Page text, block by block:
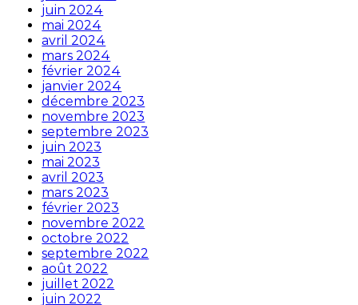
juin 2024
mai 2024
avril 2024
mars 2024
février 2024
janvier 2024
décembre 2023
novembre 2023
septembre 2023
juin 2023
mai 2023
avril 2023
mars 2023
février 2023
novembre 2022
octobre 2022
septembre 2022
août 2022
juillet 2022
juin 2022